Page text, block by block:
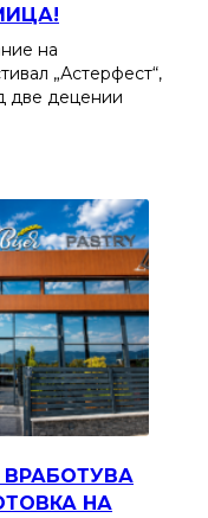
на
„Астерфест“,
две децении
ВРАБОТУВА
НА